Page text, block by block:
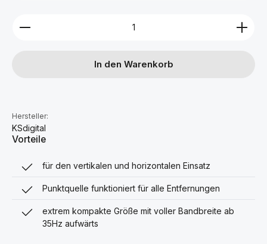
Produkt Anzahl: Gib den gewünschten Wert ein
In den Warenkorb
Hersteller:
KSdigital
Vorteile
für den vertikalen und horizontalen Einsatz
Punktquelle funktioniert für alle Entfernungen
extrem kompakte Größe mit voller Bandbreite ab
35Hz aufwärts